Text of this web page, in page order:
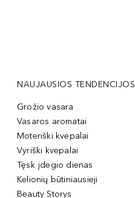
NAUJAUSIOS TENDENCIJOS
Grožio vasara
Vasaros aromatai
Moteriški kvepalai
Vyriški kvepalai
Tęsk įdegio dienas
Kelionių būtiniausieji
Beauty Storys